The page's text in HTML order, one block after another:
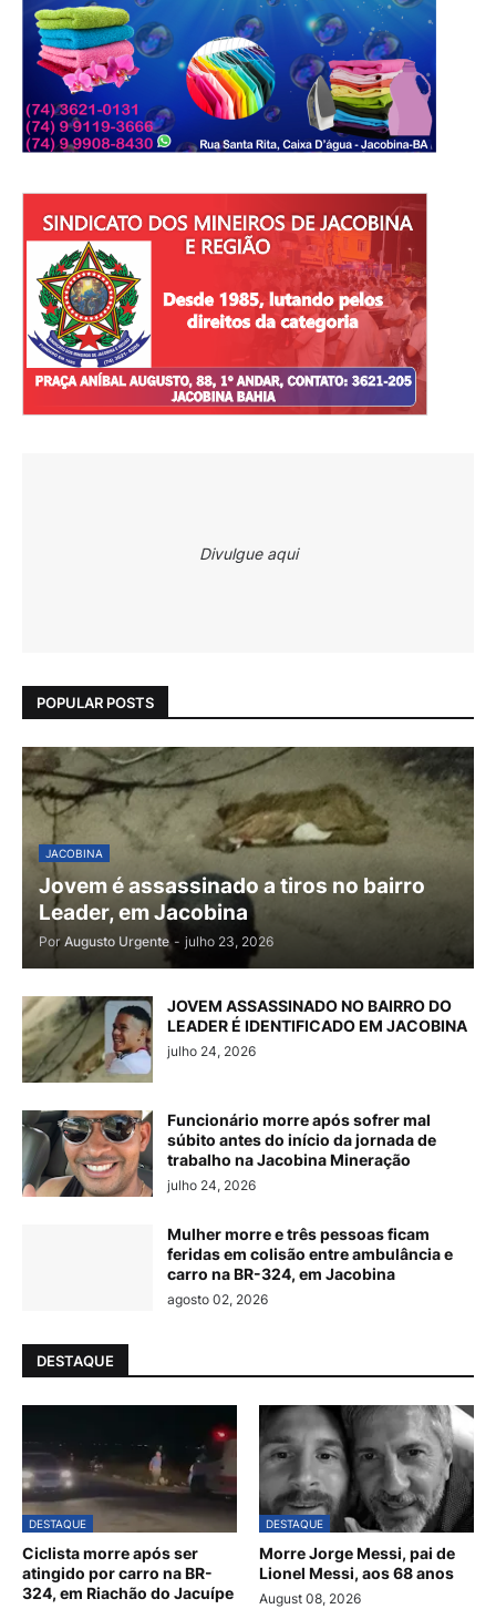
Divulgue aqui
POPULAR POSTS
JACOBINA
Jovem é assassinado a tiros no bairro
Leader, em Jacobina
Por Augusto Urgente - julho 23, 2026
JOVEM ASSASSINADO NO BAIRRO DO
LEADER É IDENTIFICADO EM JACOBINA
julho 24, 2026
Funcionário morre após sofrer mal
súbito antes do início da jornada de
trabalho na Jacobina Mineração
julho 24, 2026
Mulher morre e três pessoas ficam
feridas em colisão entre ambulância e
carro na BR-324, em Jacobina
agosto 02, 2026
DESTAQUE
DESTAQUE
Ciclista morre após ser
atingido por carro na BR-
324, em Riachão do Jacuípe
DESTAQUE
Morre Jorge Messi, pai de
Lionel Messi, aos 68 anos
August 08, 2026